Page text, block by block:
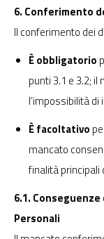
6. Conferimento
Il conferimento dei
È obbligatorio
punti 3.1 e 3.2;
l’impossibilità
È facoltativo
mancato
finalità
6.1.
Personali